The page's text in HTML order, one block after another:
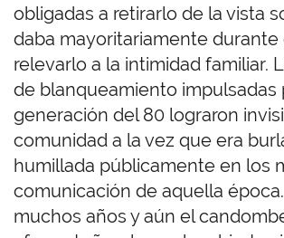
obligadas a retirarlo de la vista
daba mayoritariamente durante
relevarlo a la intimidad familiar.
de blanqueamiento impulsadas
generación del 80 lograron
comunidad a la vez que era
humillada públicamente en los
comunicación de aquella
muchos años y aún el